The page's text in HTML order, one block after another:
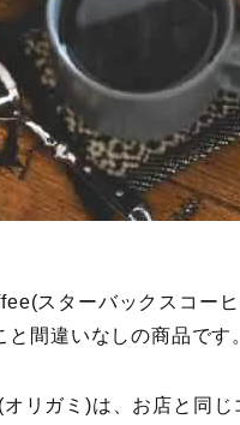
スターバックスコー
間違いなしの商品です
リガミ)は、お店と同